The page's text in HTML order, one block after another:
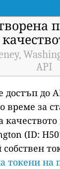
API
достъп до
време за
(ID:
токени на